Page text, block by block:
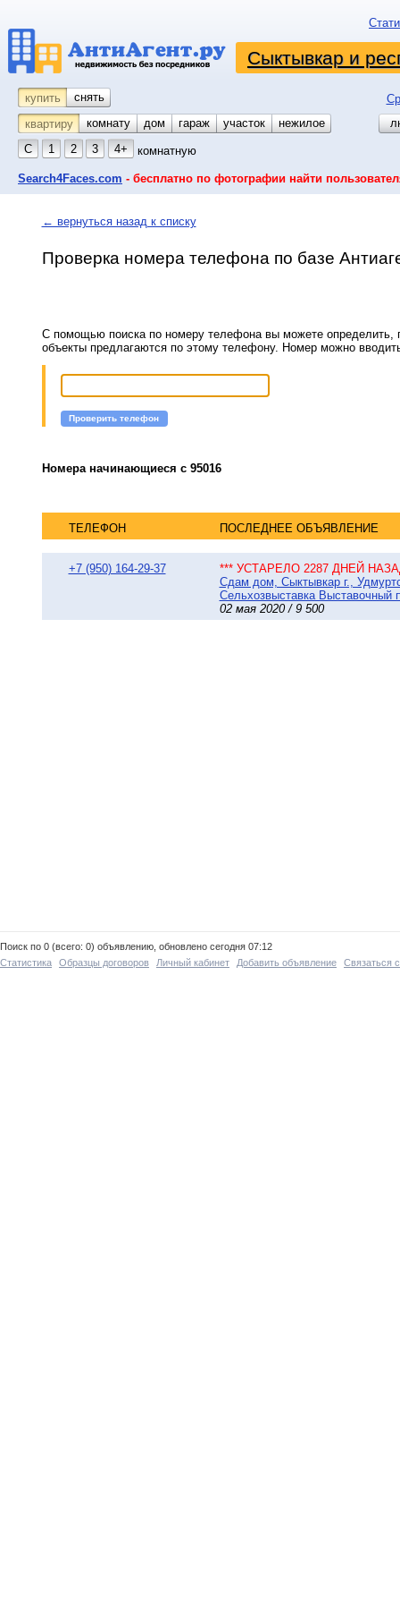
Сыктывкар и
купить снять
квартиру
комнату койко-место
дом гараж участок
нежилое
С
1 2 3 4+ комнатную
Search4Faces.com - бесплатно по фотографии найти
← вернуться назад к списку
Проверка номера телефона по базе
С помощью поиска по номеру телефона вы можете определить,
объекты предлагаются по этому телефону. Номер можно
Проверить телефон
Номера начинающиеся с 95016
ТЕЛЕФОН ПОСЛЕДНЕЕ ОБЪЯВЛЕНИЕ
+7 (950) 164-29-37
*** УСТАРЕЛО 2287 ДНЕЙ
Сдам дом, Сыктывкар г.,
Сельхозвыставка Выставочный
02 мая 2020 / 9 500
Поиск по 0 (всего: 0) объявлению, обновлено сегодня 07:12
Статистика
Образцы договоров Личный кабинет Добавить объявление Связаться